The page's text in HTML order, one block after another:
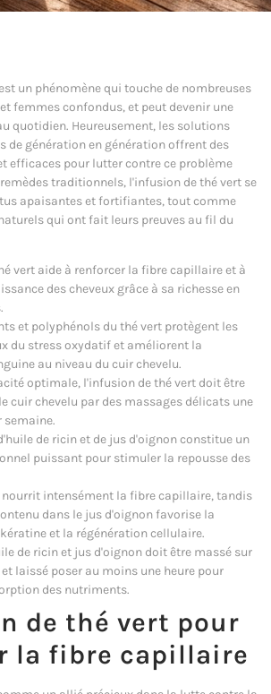
un phénomène qui touche de nombreuses
femmes confondus, et peut devenir une
quotidien. Heureusement, les solutions
de génération en génération offrent des
efficaces pour lutter contre ce problème
traditionnels, l'infusion de thé vert se
apaisantes et fortifiantes, tout comme
qui ont fait leurs preuves au fil du
vert aide à renforcer la fibre capillaire et à
des cheveux grâce à sa richesse en
et polyphénols du thé vert protègent les
du stress oxydatif et améliorent la
au niveau du cuir chevelu.
optimale, l'infusion de thé vert doit être
cuir chevelu par des massages délicats une
semaine.
de ricin et de jus d'oignon constitue un
puissant pour stimuler la repousse des
nourrit intensément la fibre capillaire, tandis
dans le jus d'oignon favorise la
et la régénération cellulaire.
de ricin et jus d'oignon doit être massé sur
laissé poser au moins une heure pour
des nutriments.
de thé vert pour
la fibre capillaire